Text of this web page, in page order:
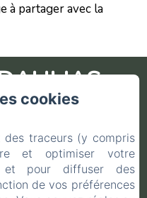
à partager avec la
cookies
des traceurs (y compris
et optimiser votre
et pour diffuser des
de vos préférences